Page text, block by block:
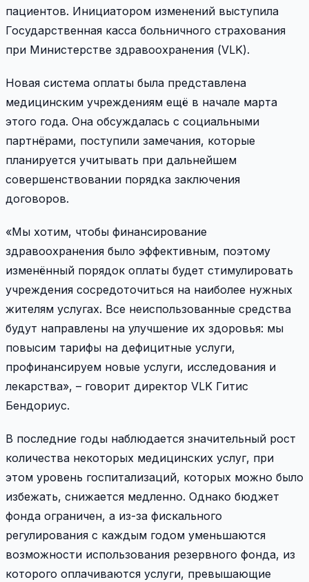
пациентов. Инициатором изменений выступила
Государственная касса больничного страхования
при Министерстве здравоохранения (VLK).
Новая система оплаты была представлена
медицинским учреждениям ещё в начале марта
этого года. Она обсуждалась с социальными
партнёрами, поступили замечания, которые
планируется учитывать при дальнейшем
совершенствовании порядка заключения
договоров.
«Мы хотим, чтобы финансирование
здравоохранения было эффективным, поэтому
изменённый порядок оплаты будет стимулировать
учреждения сосредоточиться на наиболее нужных
жителям услугах. Все неиспользованные средства
будут направлены на улучшение их здоровья: мы
повысим тарифы на дефицитные услуги,
профинансируем новые услуги, исследования и
лекарства», – говорит директор VLK Гитис
Бендориус.
В последние годы наблюдается значительный рост
количества некоторых медицинских услуг, при
этом уровень госпитализаций, которых можно было
избежать, снижается медленно. Однако бюджет
фонда ограничен, а из-за фискального
регулирования с каждым годом уменьшаются
возможности использования резервного фонда, из
которого оплачиваются услуги, превышающие